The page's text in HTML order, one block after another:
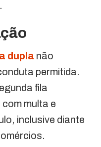
dupla não
permitida.
fila
multa e
inclusive diante